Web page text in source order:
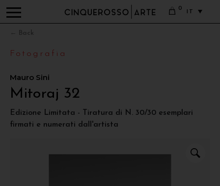
0
IT
Fotografia
Mauro Sini
Mitoraj 32
Edizione Limitata - Tiratura di N. 30/30 esemplari
firmati e numerati dall'artista